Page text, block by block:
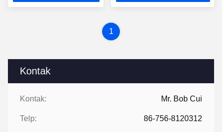
Kontak
Kontak: Mr. Bob Cui
Telp: 86-756-8120312
1